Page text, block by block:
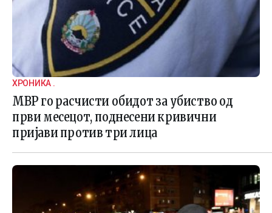
ХРОНИКА .
МВР го расчисти обидот за убиство од
први месецот, поднесени кривични
пријави против три лица